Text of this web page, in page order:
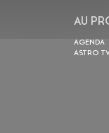
AU
AGENDA
ASTRO